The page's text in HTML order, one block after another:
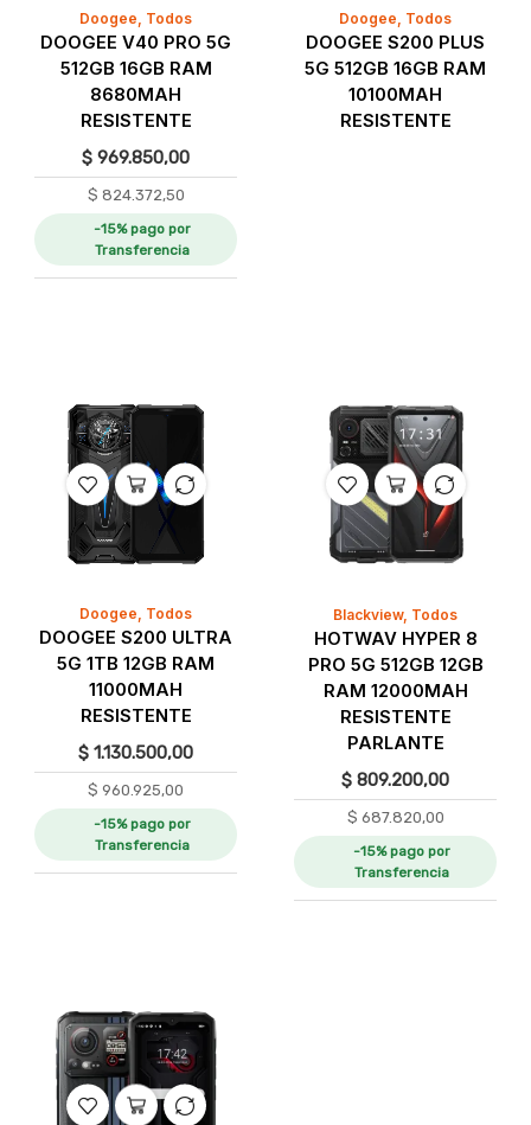
Doogee, Todos
DOOGEE V40 PRO 5G
512GB 16GB RAM
8680MAH
RESISTENTE
$ 969.850,00
$ 824.372,50
-15% pago por
Transferencia
Doogee, Todos
DOOGEE S200 PLUS
5G 512GB 16GB RAM
10100MAH
RESISTENTE
Doogee, Todos
DOOGEE S200 ULTRA
5G 1TB 12GB RAM
11000MAH
RESISTENTE
$ 1.130.500,00
$ 960.925,00
-15% pago por
Transferencia
Blackview, Todos
HOTWAV HYPER 8
PRO 5G 512GB 12GB
RAM 12000MAH
RESISTENTE
PARLANTE
$ 809.200,00
$ 687.820,00
-15% pago por
Transferencia